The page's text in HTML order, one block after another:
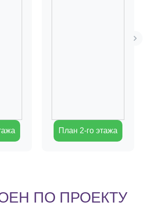
План 2-го этажа
ПО ПРОЕКТУ